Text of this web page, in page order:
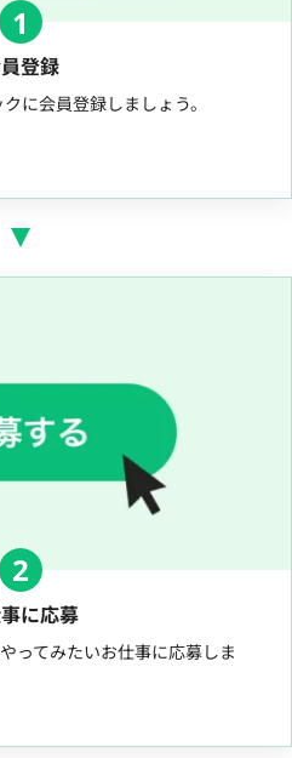
1
登録
に会員登録しましょう。
2
に応募
ってみたいお仕事に応募しま